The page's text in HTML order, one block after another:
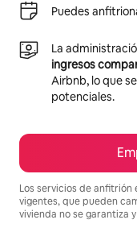
Puedes
La
ingresos
Airbnb, lo que
potenciales.
Los servicios de anfitrión
vigentes, que pueden
vivienda no se garantiza